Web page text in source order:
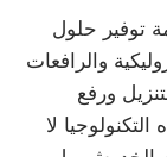
توفير حلول
والرافعات
ورفع
لا